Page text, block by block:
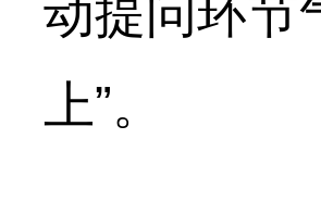
动提问环节
上”。